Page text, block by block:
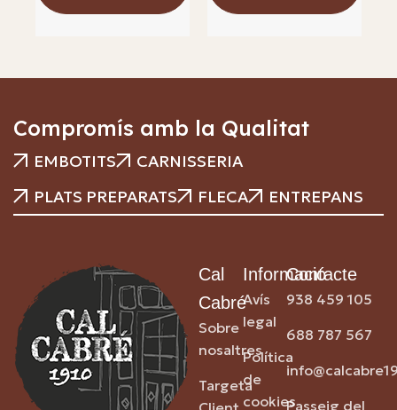
Compromís amb la Qualitat
EMBOTITS
CARNISSERIA
PLATS PREPARATS
FLECA ENTREPANS
Cal
Cabré
Sobre
nosaltres
Targeta
Informació
Avís
legal
Política
de
cookies
Contacte
938 459 105
688 787 567
Passeig del